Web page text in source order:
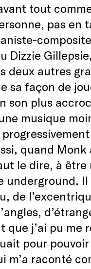
tout
pas en
Dizzie
deux autres
sa façon de
plus
musique
quand
le dire, à
underground.
de
que j’ai pu
pour pouvoir
raconté